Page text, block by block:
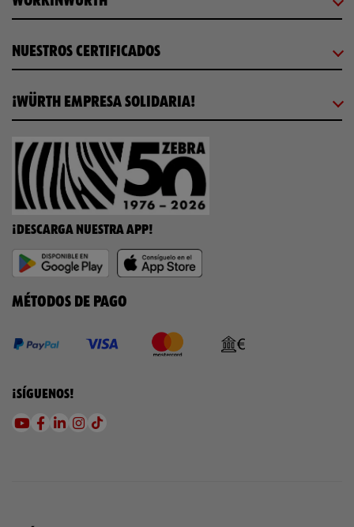
NUESTROS CERTIFICADOS
¡WÜRTH EMPRESA SOLIDARIA!
¡DESCARGA NUESTRA APP!
MÉTODOS DE PAGO
¡SÍGUENOS!